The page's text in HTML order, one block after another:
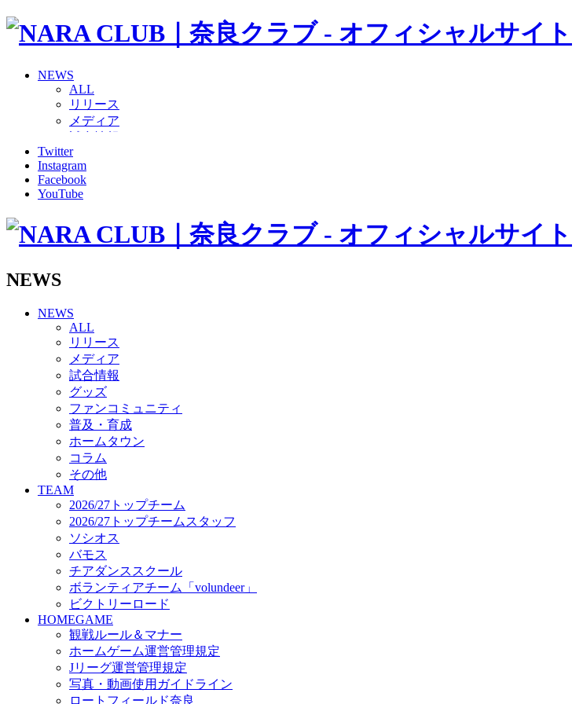
NEWS
ALL
リリース
メディア
グッズ
ファンコミュニティ
普及・育成
ホームタウン
その他
バモス
チアダンススクール
ボランティアチーム「volundeer」
ビクトリーロード
HOMEGAME
観戦ルール＆マナー
ホームゲーム運営管理規定
Jリーグ運営管理規定
写真・動画使用ガイドライン
ロートフィールド奈良
SCHEDULE
2026/27
練習見学時のファンサービスについて
TICKET
奈良クラブ明治安田J3リーグ2026/27シーズン試合観戦チケット
奈良クラブ明治安田Ｊ3リーグ 2026/27シーズン「鹿パス」
観戦ルール＆マナー
FANCOMMUNITY
2026/27ファンコミュニティ
サポートショップ
GOODS
オフィシャルストア（実店舗）
オンラインストア
ACADEMY
アカデミーについて
Twitter
Instagram
Facebook
YouTube
NEWS
NEWS
ALL
リリース
メディア
試合情報
グッズ
ファンコミュニティ
普及・育成
ホームタウン
コラム
その他
TEAM
2026/27トップチーム
2026/27トップチームスタッフ
ソシオス
バモス
チアダンススクール
ボランティアチーム「volundeer」
ビクトリーロード
HOMEGAME
観戦ルール＆マナー
ホームゲーム運営管理規定
Jリーグ運営管理規定
写真・動画使用ガイドライン
ロートフィールド奈良